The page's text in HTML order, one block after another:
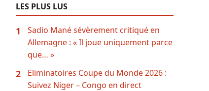
LES PLUS LUS
1
Sadio Mané sévèrement critiqué en
Allemagne : « Il joue uniquement parce
que… »
2
Eliminatoires Coupe du Monde 2026 :
Suivez Niger – Congo en direct